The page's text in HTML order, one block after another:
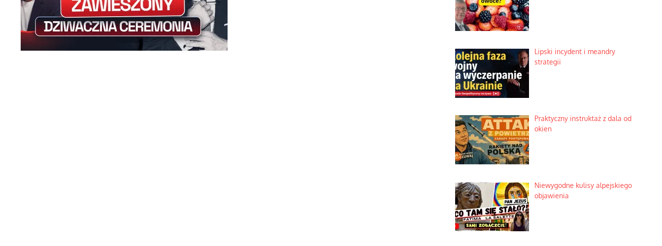
Lipski incydent i meandry
strategii
Praktyczny instruktaż z dala od
okien
Niewygodne kulisy alpejskiego
objawienia